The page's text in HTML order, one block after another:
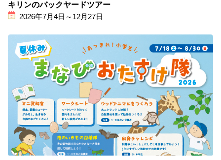
キリンのバックヤードツアー
2026年7月4日～12月27日